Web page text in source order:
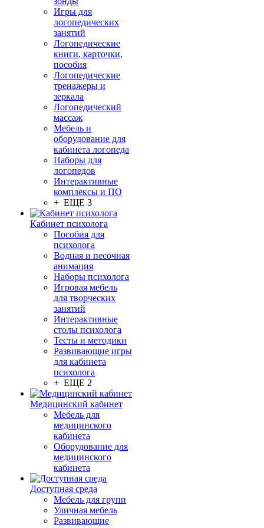
Игры для
логопедических
занятий
Логопедические
книги, карточки,
пособия
Логопедические
тренажеры и
зеркала
Логопедический
массаж
Мебель и
оборудование для
кабинета логопеда
Наборы для
логопедов
Интерактивные
комплексы и ПО
+ ЕЩЕ 3
Кабинет психолога
Пособия для
психолога
Водная и песочная
анимация
Наборы психолога
Игровая мебель
для творческих
занятий
Интерактивные
столы психолога
Тесты и методики
Развивающие игры
для кабинета
психолога
+ ЕЩЕ 2
Медицинский кабинет
Мебель для
медицинского
кабинета
Оборудование для
медицинского
кабинета
Доступная среда
Мебель для групп
Уличная мебель
Развивающие